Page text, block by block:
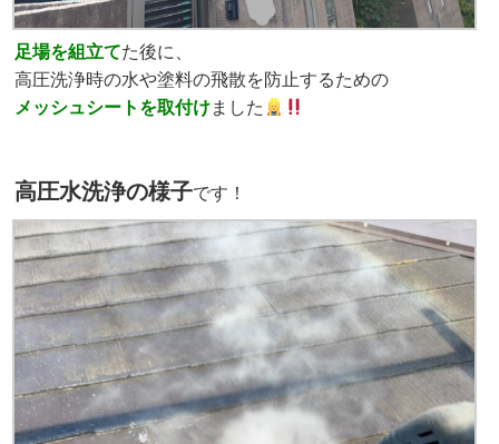
足場を組立てた後に、
高圧洗浄時の水や塗料の飛散を防止するための
メッシュシートを取付けました
高圧水洗浄の様子です！